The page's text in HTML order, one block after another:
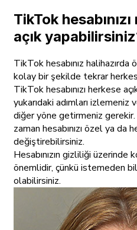
TikTok
açık
TikTok hesabınız
kolay bir şekilde tekrar
TikTok hesabınızı herkese
yukarıdaki adımları
diğer yöne getirmeniz
zaman hesabınızı özel ya da
değiştirebilirsiniz.
Hesabınızın gizliliği üzerinde
önemlidir, çünkü istemeden
olabilirsiniz.